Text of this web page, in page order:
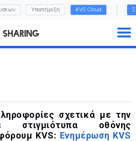
Υποστήριξη KVS Cloud
σχετικά με την
στιγμιότυπα οθόνης
KVS: Ενημέρωση KVS